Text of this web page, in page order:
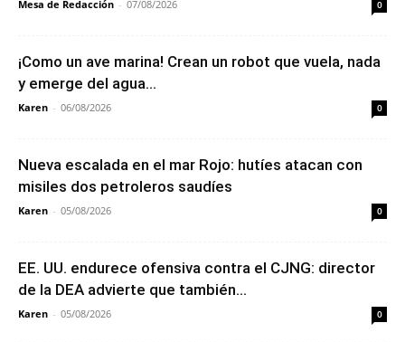
Mesa de Redacción - 07/08/2026 0
¡Como un ave marina! Crean un robot que vuela, nada
y emerge del agua...
Karen - 06/08/2026 0
Nueva escalada en el mar Rojo: hutíes atacan con
misiles dos petroleros saudíes
Karen - 05/08/2026 0
EE. UU. endurece ofensiva contra el CJNG: director
de la DEA advierte que también...
Karen - 05/08/2026 0